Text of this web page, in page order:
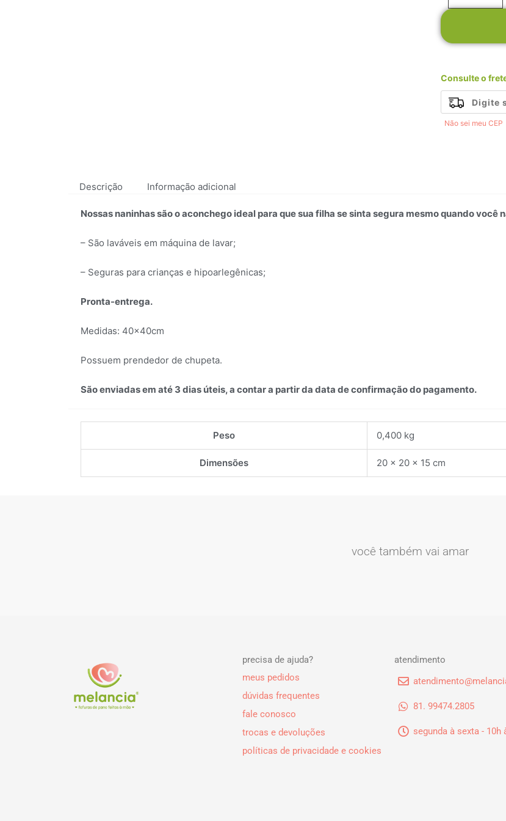
Navy
-
quantidade
Consulte o
Não sei meu CEP
Descrição Informação adicional
Nossas naninhas são o aconchego ideal para que sua filha se sinta segura mesmo quando você
– São laváveis em máquina de lavar;
– Seguras para crianças e hipoarlegênicas;
Pronta-entrega.
Medidas: 40x40cm
Possuem prendedor de chupeta.
São enviadas em até 3 dias úteis, a contar a partir da data de confirmação do pagamento.
Peso 0,400 kg
Dimensões 20 × 20 × 15 cm
você também vai amar
precisa de ajuda?
meus pedidos
dúvidas frequentes
fale conosco
trocas e devoluções
políticas de privacidade e cookies
atendimento
81. 99474.2805
segunda à sexta - 10h